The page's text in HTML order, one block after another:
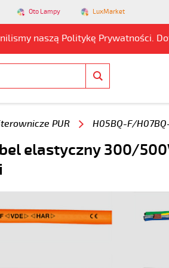
Oto Lampy LuxMarket
naszą Politykę Prywatności.
PUR H05BQ-F/
elastyczny 300/